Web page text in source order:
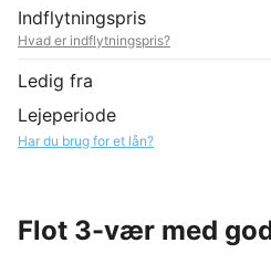
Indflytningspris
Hvad er indflytningspris?
Ledig fra
Lejeperiode
Har du brug for et lån?
Flot 3-vær med